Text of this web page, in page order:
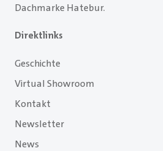
Dachmarke Hatebur.
Direktlinks
Geschichte
Virtual Showroom
Kontakt
Newsletter
News